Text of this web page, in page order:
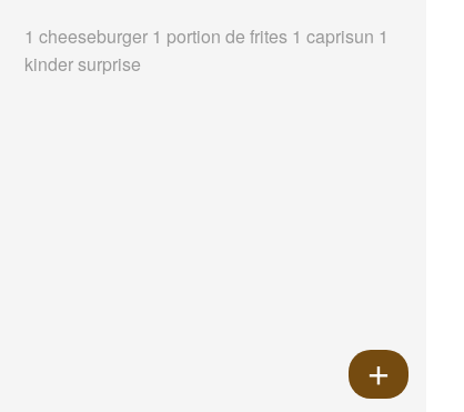
1 cheeseburger 1 portion de frites 1 caprisun 1
kinder surprise